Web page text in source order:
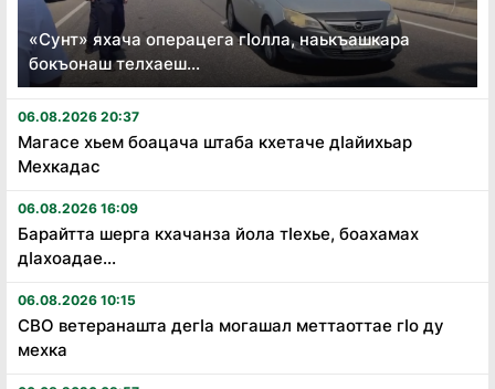
«Сунт» яхача операцега гӏолла, наькъашкара
бокъонаш телхаеш...
06.08.2026 20:37
Магасе хьем боацача штаба кхетаче дӏайихьар
Мехкадас
06.08.2026 16:09
Барайтта шерга кхачанза йола тӏехье, боахамах
дӏахоадае...
06.08.2026 10:15
СВО ветеранашта дегӏа могашал меттаоттае гӏо ду
мехка